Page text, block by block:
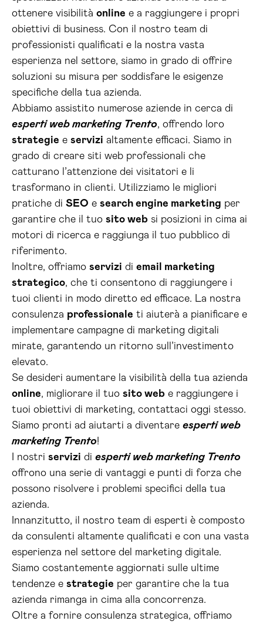
ottenere visibilità online e a raggiungere i propri
obiettivi di business. Con il nostro team di
professionisti qualificati e la nostra vasta
esperienza nel settore, siamo in grado di offrire
soluzioni su misura per soddisfare le esigenze
specifiche della tua azienda.
Abbiamo assistito numerose aziende in cerca di
esperti web marketing Trento, offrendo loro
strategie e servizi altamente efficaci. Siamo in
grado di creare siti web professionali che
catturano l’attenzione dei visitatori e li
trasformano in clienti. Utilizziamo le migliori
pratiche di SEO e search engine marketing per
garantire che il tuo sito web si posizioni in cima ai
motori di ricerca e raggiunga il tuo pubblico di
riferimento.
Inoltre, offriamo servizi di email marketing
strategico, che ti consentono di raggiungere i
tuoi clienti in modo diretto ed efficace. La nostra
consulenza professionale ti aiuterà a pianificare e
implementare campagne di marketing digitali
mirate, garantendo un ritorno sull’investimento
elevato.
Se desideri aumentare la visibilità della tua azienda
online, migliorare il tuo sito web e raggiungere i
tuoi obiettivi di marketing, contattaci oggi stesso.
Siamo pronti ad aiutarti a diventare esperti web
marketing Trento!
I nostri servizi di esperti web marketing Trento
offrono una serie di vantaggi e punti di forza che
possono risolvere i problemi specifici della tua
azienda.
Innanzitutto, il nostro team di esperti è composto
da consulenti altamente qualificati e con una vasta
esperienza nel settore del marketing digitale.
Siamo costantemente aggiornati sulle ultime
tendenze e strategie per garantire che la tua
azienda rimanga in cima alla concorrenza.
Oltre a fornire consulenza strategica, offriamo